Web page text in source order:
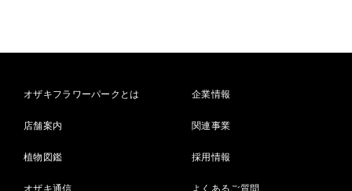
オザキフラワーパークとは
店舗案内
植物図鑑
オザキ通信
企業情報
関連事業
採用情報
よくあるご質問